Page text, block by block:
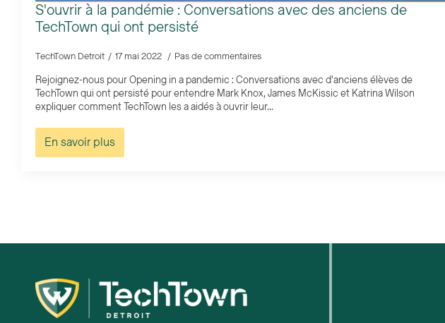
S'ouvrir à la pandémie : Conversations avec des anciens de
TechTown qui ont persisté
TechTown Detroit 17 mai 2022 Pas de commentaires
Rejoignez-nous pour Opening in a pandemic : Conversations avec d'anciens élèves de
TechTown qui ont persisté pour entendre Mark Knox, James McKissic et Katrina Wilson
expliquer comment TechTown les a aidés à ouvrir leur...
En savoir plus